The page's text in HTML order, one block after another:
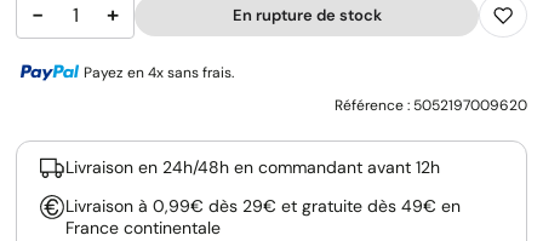
− + En rupture de stock
Payez en 4x sans frais.
Référence : 5052197009620
Livraison en 24h/48h en commandant avant 12h
Livraison à 0,99€ dès 29€ et gratuite dès 49€ en
France continentale